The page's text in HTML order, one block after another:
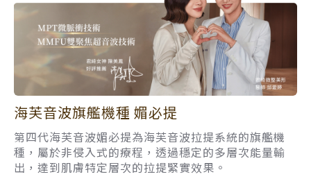
海芙音波旗艦機種 媚必提
第四代海芙音波媚必提為海芙音波拉提系統的旗艦機
種，屬於非侵入式的療程，透過穩定的多層次能量輸
出，達到肌膚特定層次的拉提緊實效果。